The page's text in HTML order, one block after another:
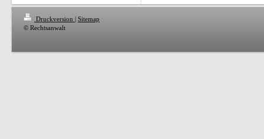
Druckversion | Sitemap
© Rechtsanwalt